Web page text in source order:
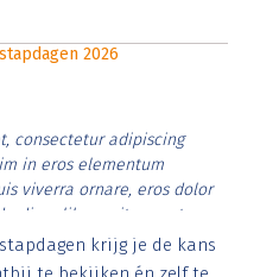
2026
consectetur adipiscing
in eros elementum
viverra ornare, eros dolor
diam libero vitae erat.
cursus id rutrum lorem
risus tristique posuere.
krijg je de kans